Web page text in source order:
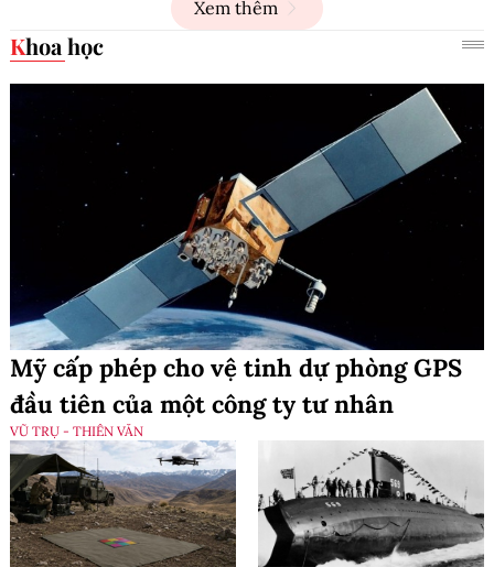
Xem thêm
Khoa học
Mỹ cấp phép cho vệ tinh dự phòng GPS
đầu tiên của một công ty tư nhân
VŨ TRỤ - THIÊN VĂN